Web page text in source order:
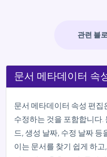
관련 블
문서 메타데이터 속
문서 메타데이터 속성 편
수정하는 것을 포함합니다.
드, 생성 날짜, 수정 날짜 등
이는 문서를 찾기 쉽게 하